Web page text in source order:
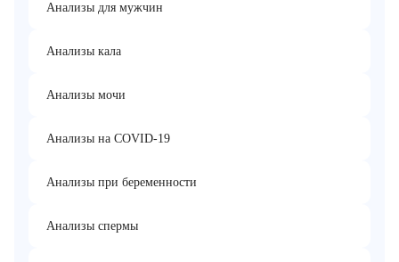
Анализы для мужчин
Анализы кала
Анализы мочи
Анализы на COVID-19
Анализы при беременности
Анализы спермы